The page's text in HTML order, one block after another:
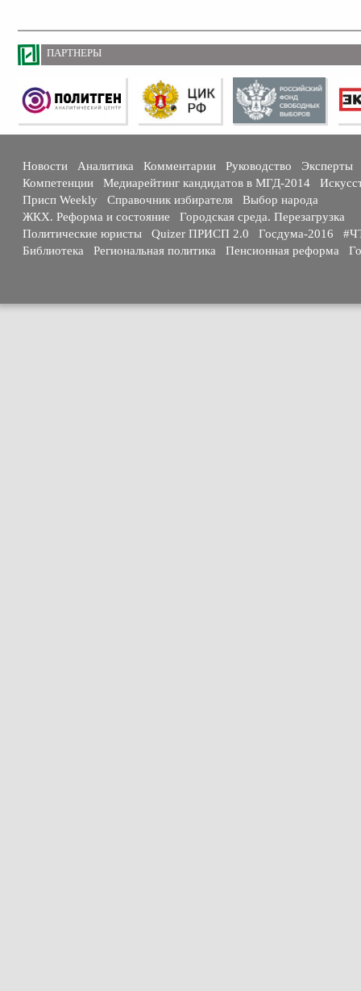
ПАРТНЕРЫ
Новости Аналитика Комментарии Руководство
Эксперты
Компетенции
Медиарейтинг кандидатов в МГД-2014
Присп Weekly
Справочник избирателя
Выбор народа
ЖКХ. Реформа и состояние
Городская среда. Перезагрузка
Политические юристы
Quizer ПРИСП 2.0 Госдума-2016
Библиотека
Региональная политика Пенсионная реформа